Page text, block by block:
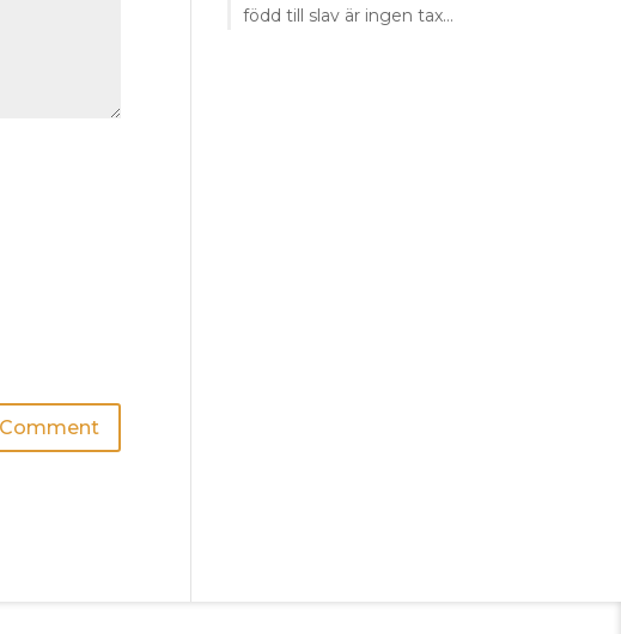
född till slav är ingen tax…